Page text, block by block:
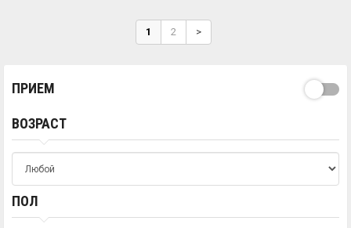
1 2 >
ПРИЕМ
ВОЗРАСТ
ПОЛ